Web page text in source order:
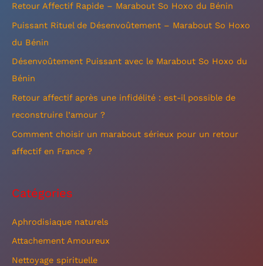
:
Retour Affectif Rapide – Marabout So Hoxo du Bénin
Puissant Rituel de Désenvoûtement – Marabout So Hoxo
du Bénin
Désenvoûtement Puissant avec le Marabout So Hoxo du
Bénin
Retour affectif après une infidélité : est-il possible de
reconstruire l’amour ?
Comment choisir un marabout sérieux pour un retour
affectif en France ?
Catégories
Aphrodisiaque naturels
Attachement Amoureux
Nettoyage spirituelle